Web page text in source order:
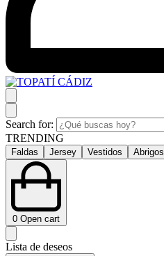
Search for:
TRENDING
Faldas Jersey Vestidos Abrigos
0 Open cart
Lista de deseos